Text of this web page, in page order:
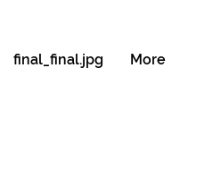
final_final.jpg More